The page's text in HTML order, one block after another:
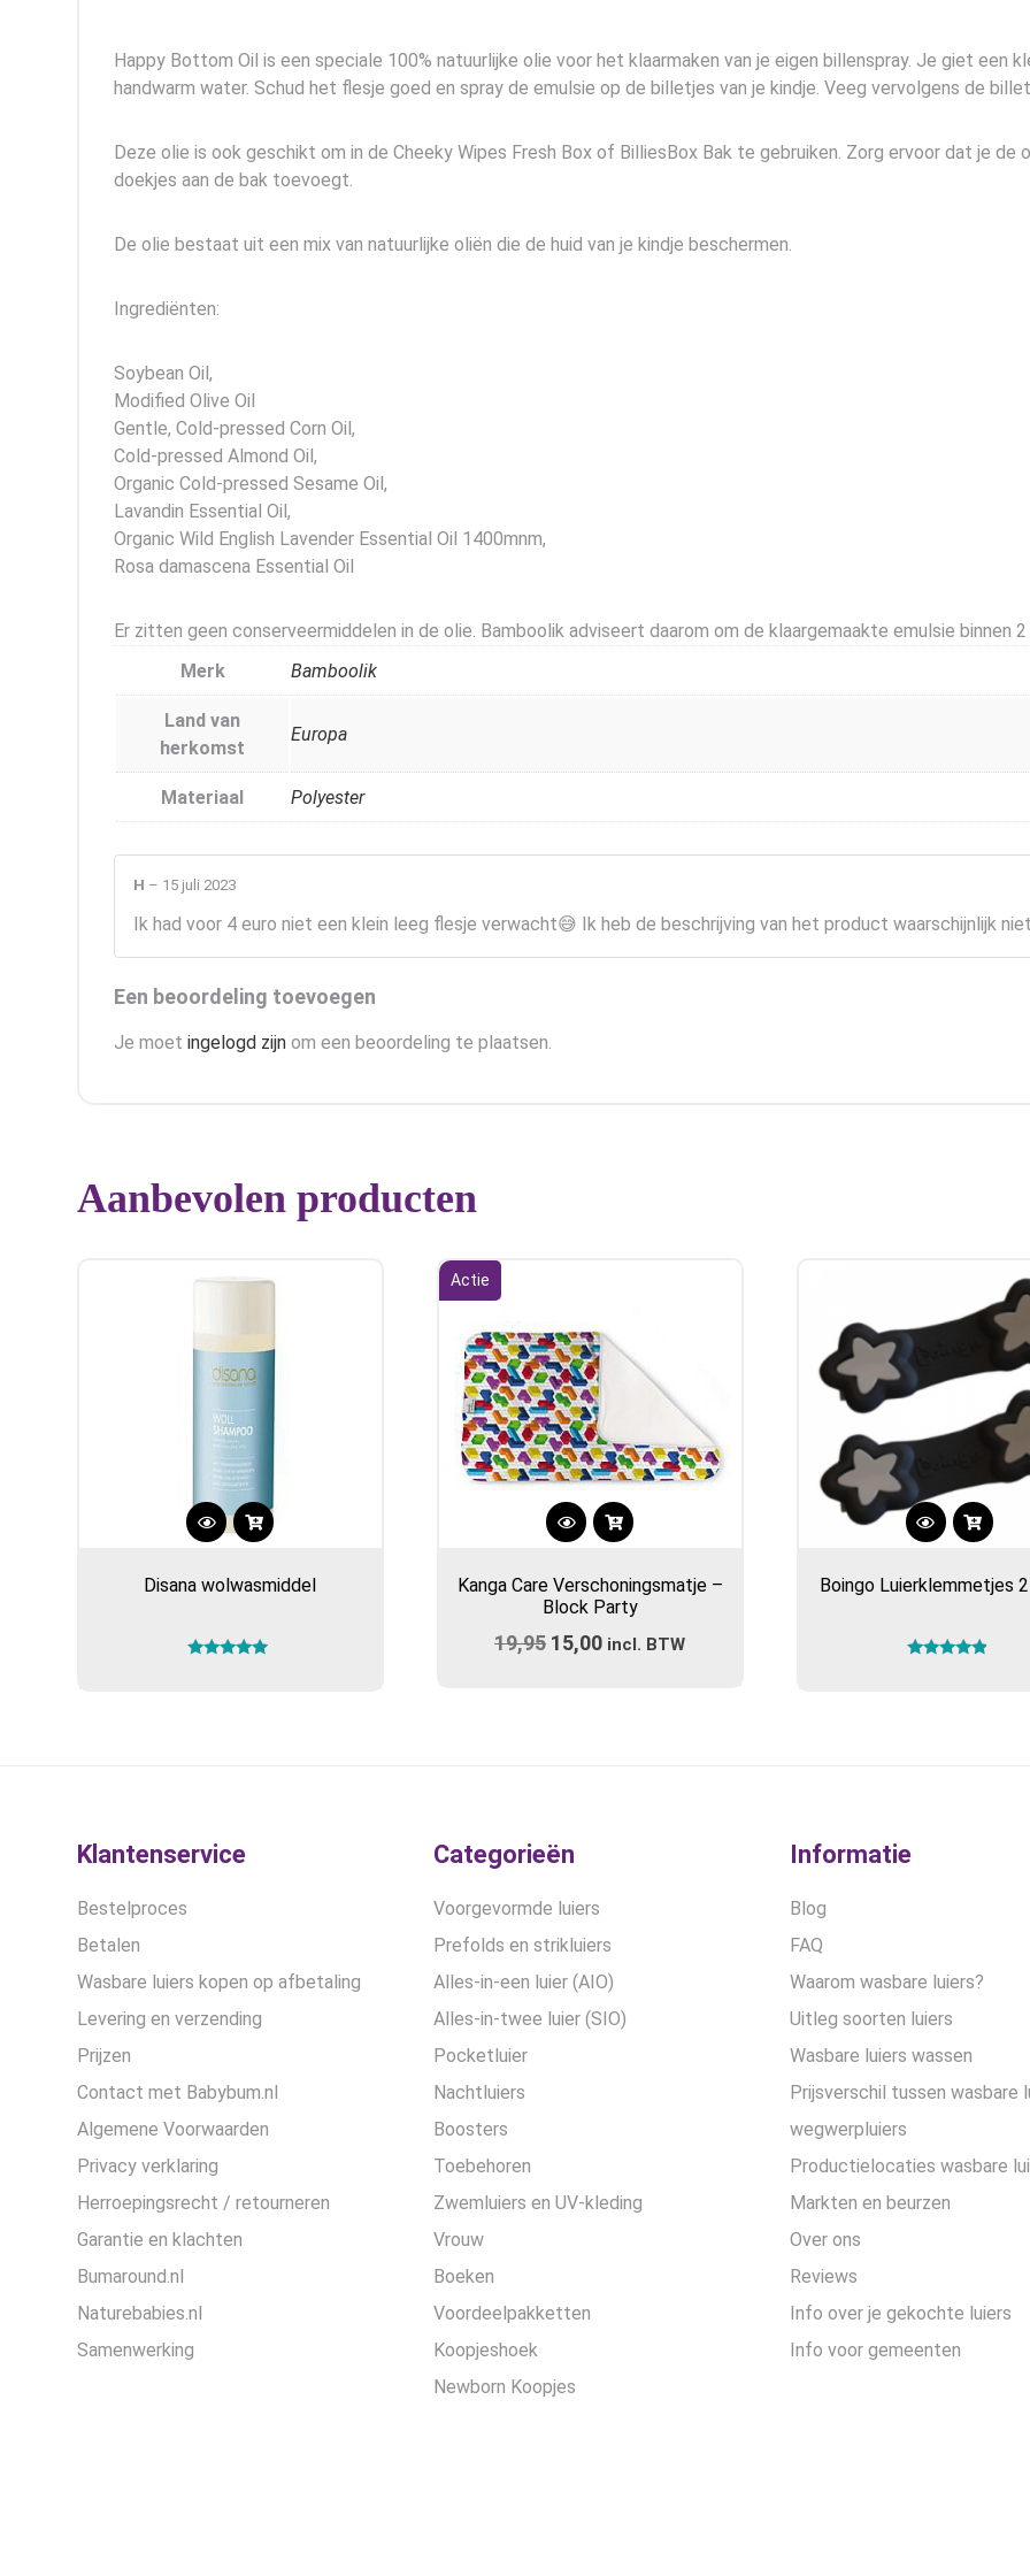
Happy Bottom Oil is een speciale 100% natuurlijke olie voor het klaarmaken van je eigen billenspray. Je giet een
handwarm water. Schud het flesje goed en spray de emulsie op de billetjes van je kindje. Veeg vervolgens de
Deze olie is ook geschikt om in de Cheeky Wipes Fresh Box of BilliesBox Bak te gebruiken. Zorg ervoor dat je
doekjes aan de bak toevoegt.
De olie bestaat uit een mix van natuurlijke oliën die de huid van je kindje beschermen.
Ingrediënten:
Soybean Oil,
Modified Olive Oil
Gentle, Cold-pressed Corn Oil,
Cold-pressed Almond Oil,
Organic Cold-pressed Sesame Oil,
Lavandin Essential Oil,
Organic Wild English Lavender Essential Oil 1400mnm,
Rosa damascena Essential Oil
Er zitten geen conserveermiddelen in de olie. Bamboolik adviseert daarom om de klaargemaakte emulsie binnen
Merk
Bamboolik
Land van
herkomst
Europa
Materiaal Polyester
H – 15 juli 2023
Ik had voor 4 euro niet een klein leeg flesje verwacht😅 Ik heb de beschrijving van het product waarschijnlijk
Een beoordeling toevoegen
Je moet ingelogd zijn om een beoordeling te plaatsen.
Aanbevolen producten
Disana wolwasmiddel
Actie
Kanga Care Verschoningsmatje –
Block Party
19,95 Oorspronkelijke
15,00 Huidige
incl. BTW
Boingo Luierklemmetjes
Klantenservice
Bestelproces
Betalen
Wasbare luiers kopen op afbetaling
Levering en verzending
Prijzen
Contact met Babybum.nl
Algemene Voorwaarden
Privacy verklaring
Herroepingsrecht / retourneren
Garantie en klachten
Bumaround.nl
Naturebabies.nl
Samenwerking
Categorieën
Voorgevormde luiers
Prefolds en strikluiers
Alles-in-een luier (AIO)
Alles-in-twee luier (SIO)
Pocketluier
Nachtluiers
Boosters
Toebehoren
Zwemluiers en UV-kleding
Vrouw
Boeken
Voordeelpakketten
Koopjeshoek
Newborn Koopjes
Informatie
Blog
FAQ
Waarom wasbare luiers?
Uitleg soorten luiers
Wasbare luiers wassen
Prijsverschil tussen wasbare
wegwerpluiers
Productielocaties wasbare
Markten en beurzen
Over ons
Reviews
Info over je gekochte luiers
Info voor gemeenten